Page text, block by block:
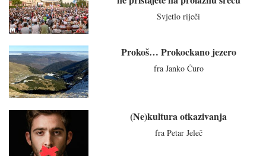
Svjetlo riječi
Prokoš… Prokockano jezero
fra Janko Ćuro
(Ne)kultura otkazivanja
fra Petar Jeleč